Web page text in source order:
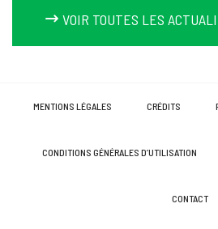
VOIR TOUTES LES
MENTIONS LÉGALES CRÉDITS
CONDITIONS GÉNÉRALES D’UTILISATION
CONTACT